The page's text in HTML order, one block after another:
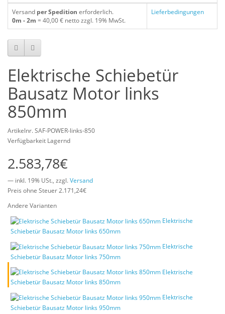
Versand per Spedition erforderlich.
0m - 2m = 40,00 € netto zzgl. 19% MwSt.
Lieferbedingungen
Elektrische Schiebetür
Bausatz Motor links
850mm
Artikelnr. SAF-POWER-links-850
Verfügbarkeit Lagernd
2.583,78€
— inkl. 19% USt., zzgl.Versand
Preis ohne Steuer 2.171,24€
Andere Varianten
Elektrische
Schiebetür Bausatz Motor links 650mm
Elektrische
Schiebetür Bausatz Motor links 750mm
Elektrische
Schiebetür Bausatz Motor links 850mm
Elektrische
Schiebetür Bausatz Motor links 950mm